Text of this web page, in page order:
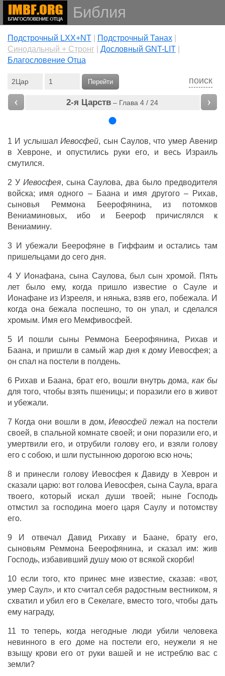
Библия
Подстрочный LXX+NT| Подстрочный Танах|
Cинодальный + Стронг| Дословный GNT-LIT|
Благословение Отца
поиск
Перейти
‹ 2-я Царств – Глава 4 / 24 ›
1 И услышал Иевосфей, сын Саулов, что умер Авенир
в Хевроне, и опустились руки его, и весь
Израиль
смутился.
2 У Иевосфея, сына Саулова, два было предводителя
войска; имя одного – Баана и имя другого– Рихав,
сыновья
Реммона Беерофянина, из потомков
Вениаминовых, ибо и Беероф причислялся к
Вениамину.
3 Иубежали Беерофяне в Гиффаим иостались там
пришельцами до сего дня.
4 У Ионафана, сына Саулова, былсын хромой. Пять
летбыло ему, когда пришло известие оСауле и
Ионафанеиз Изрееля, и нянька, взяв его, побежала. И
когда она бежала поспешно, то он упал, исделался
хромым. Имя его Мемфивосфей.
5 И пошли сыны Реммона Беерофянина, Рихав и
Баана, и пришли в самый жар дня к дому Иевосфея; а
он спална постели в полдень.
6 Рихав и Баана, братего, вошли внутрь дома, как бы
для того, чтобы взять пшеницы; и поразили его вживот
и убежали.
7 Когда они вошли в дом,Иевосфей лежал на постели
своей, в спальной комнатесвоей; и они поразили его, и
умертвили его, иотрубили голову его, и взяли голову
его с собою, и шли пустынною дорогоювсю ночь;
8 и принесли голову Иевосфея кДавиду в Хеврон и
сказали царю: вот голова Иевосфея,сына Саула, врага
твоего, который искал души твоей; ныне
Господь
отмстилза господина моего царя Саулу и потомству
его.
9 И отвечал Давид Рихавуи Баане, братуего,
сыновьям
Реммона Беерофянина, и сказалим:жив
Господь, избавивший душумою от всякой скорби!
10 если того, кто принесмне известие,сказав: «вот,
умер Саул», и кто считал себя радостным вестником, я
схватилиубил его в Секелаге, вместо того, чтобы дать
ему награду,
11 то теперь, когда негодные люди убили
человека
невинногов его домена постели его, неужели я не
взыщу крови его от руки вашей и не истреблювас с
земли?